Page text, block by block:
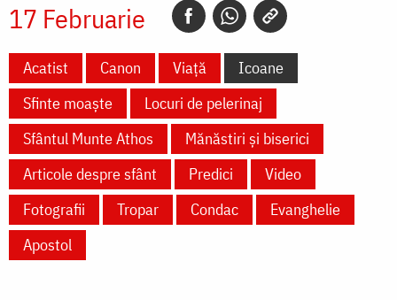
17 Februarie
Acatist Canon Viață
Icoane
Sfinte moaște
Locuri de pelerinaj
Sfântul Munte Athos
Mănăstiri și biserici
Articole despre sfânt
Predici
Video
Fotografii
Tropar Condac
Evanghelie
Apostol